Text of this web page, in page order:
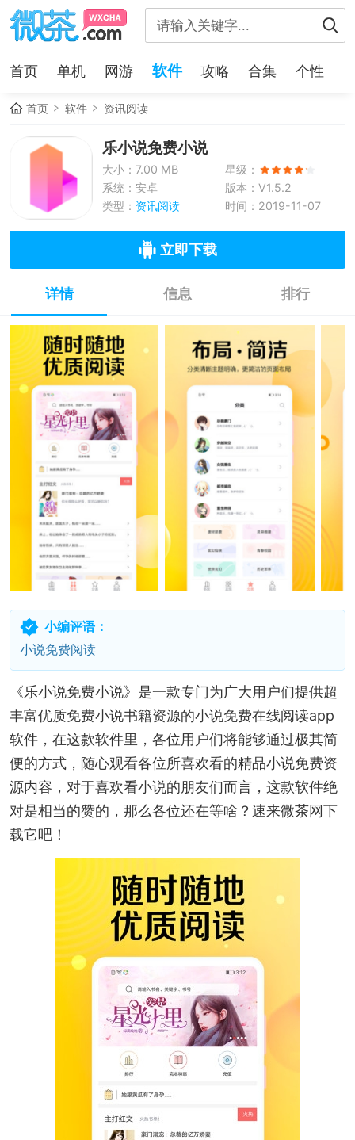
首页 单机 网游 软件 攻略 合集 个性
首页 软件 资讯阅读
乐小说免费小说
大小：7.00 MB
星级：
系统：安卓
版本：V1.5.2
类型： 资讯阅读 时间：2019-11-07
立即下载
详情 信息 排行
小编评语：
小说免费阅读
《乐小说免费小说》是一款专门为广大用户们提供超
丰富优质免费小说书籍资源的小说免费在线阅读app
软件，在这款软件里，各位用户们将能够通过极其简
便的方式，随心观看各位所喜欢看的精品小说免费资
源内容，对于喜欢看小说的朋友们而言，这款软件绝
对是相当的赞的，那么各位还在等啥？速来微茶网下
载它吧！